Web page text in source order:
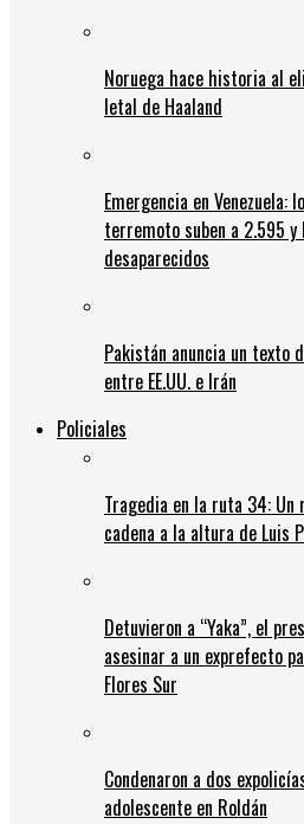
Noruega hace historia al
letal de Haaland
Emergencia en
terremoto suben a 2.595
desaparecidos
Pakistán anuncia un texto
entre EE.UU. e Irán
Policiales
Tragedia en la ruta 34:
cadena a la altura de Luis
Detuvieron a “Yaka”, el
asesinar a un exprefecto
Flores Sur
Condenaron a dos
adolescente en Roldán